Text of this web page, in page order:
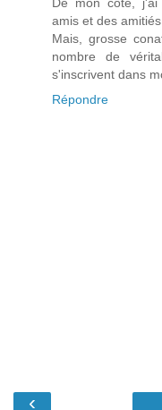
amis et des
Mais, grosse
nombre de
s'inscrivent dans
Répondre
‹